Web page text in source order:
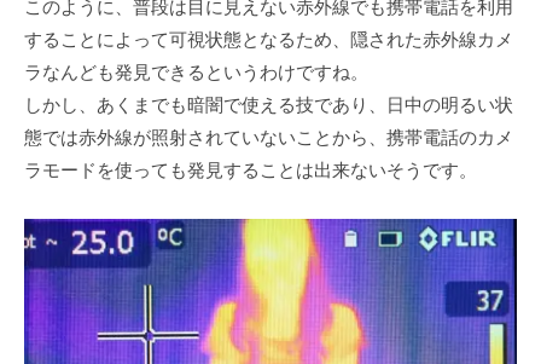
このように、普段は目に見えない赤外線でも携帯電話を利用
することによって可視状態となるため、隠された赤外線カメ
ラなんども発見できるというわけですね。
しかし、あくまでも暗闇で使える技であり、日中の明るい状
態では赤外線が照射されていないことから、携帯電話のカメ
ラモードを使っても発見することは出来ないそうです。